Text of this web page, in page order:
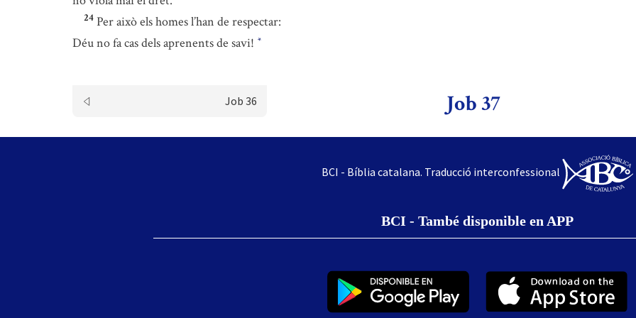
24 Per això els homes l’han de respectar:
Déu no fa cas dels aprenents de savi! *
Job 36 Job 37
BCI - Bíblia catalana. Traducció interconfessional
BCI - També disponible en APP